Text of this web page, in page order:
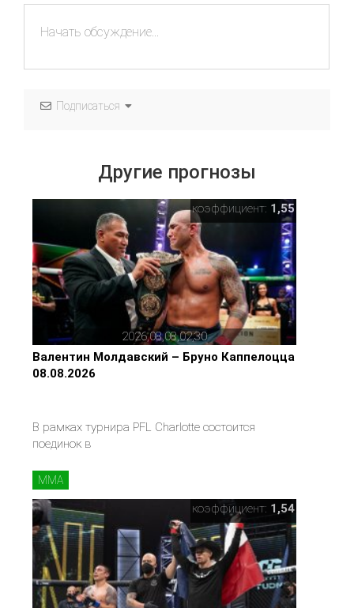
Подписаться
Другие прогнозы
2026,08,08,02,30
коэффициент: 1,55
Валентин Молдавский – Бруно Каппелоцца
08.08.2026
В рамках турнира PFL Charlotte состоится
поединок в
MMA
коэффициент: 1,54